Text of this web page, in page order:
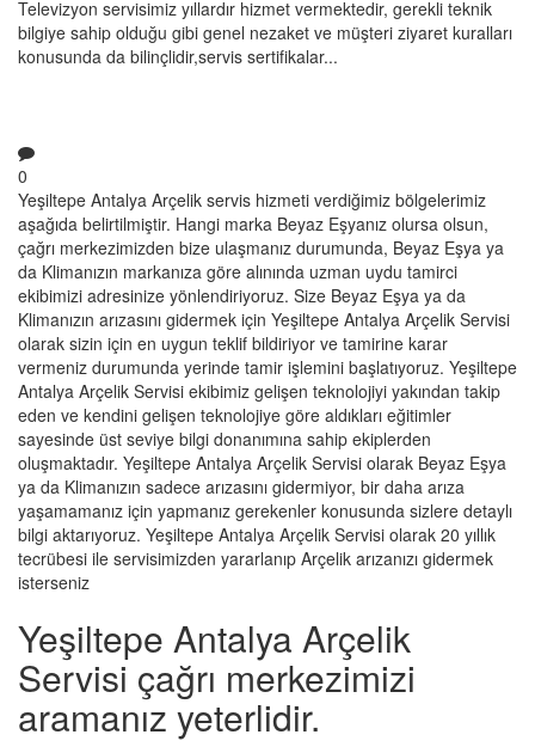
Televizyon servisimiz yıllardır hizmet vermektedir, gerekli teknik
bilgiye sahip olduğu gibi genel nezaket ve müşteri ziyaret kuralları
konusunda da bilinçlidir,servis sertifikalar...
0
Yeşiltepe Antalya Arçelik servis hizmeti verdiğimiz bölgelerimiz
aşağıda belirtilmiştir. Hangi marka Beyaz Eşyanız olursa olsun,
çağrı merkezimizden bize ulaşmanız durumunda, Beyaz Eşya ya
da Klimanızın markanıza göre alınında uzman uydu tamirci
ekibimizi adresinize yönlendiriyoruz. Size Beyaz Eşya ya da
Klimanızın arızasını gidermek için Yeşiltepe Antalya Arçelik Servisi
olarak sizin için en uygun teklif bildiriyor ve tamirine karar
vermeniz durumunda yerinde tamir işlemini başlatıyoruz. Yeşiltepe
Antalya Arçelik Servisi ekibimiz gelişen teknolojiyi yakından takip
eden ve kendini gelişen teknolojiye göre aldıkları eğitimler
sayesinde üst seviye bilgi donanımına sahip ekiplerden
oluşmaktadır. Yeşiltepe Antalya Arçelik Servisi olarak Beyaz Eşya
ya da Klimanızın sadece arızasını gidermiyor, bir daha arıza
yaşamamanız için yapmanız gerekenler konusunda sizlere detaylı
bilgi aktarıyoruz. Yeşiltepe Antalya Arçelik Servisi olarak 20 yıllık
tecrübesi ile servisimizden yararlanıp Arçelik arızanızı gidermek
isterseniz
Yeşiltepe Antalya Arçelik
Servisi çağrı merkezimizi
aramanız yeterlidir.